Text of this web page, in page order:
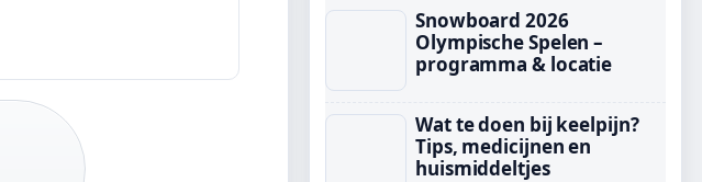
Snowboard 2026
Olympische Spelen –
programma & locatie
Wat te doen bij keelpijn?
Tips, medicijnen en
huismiddeltjes